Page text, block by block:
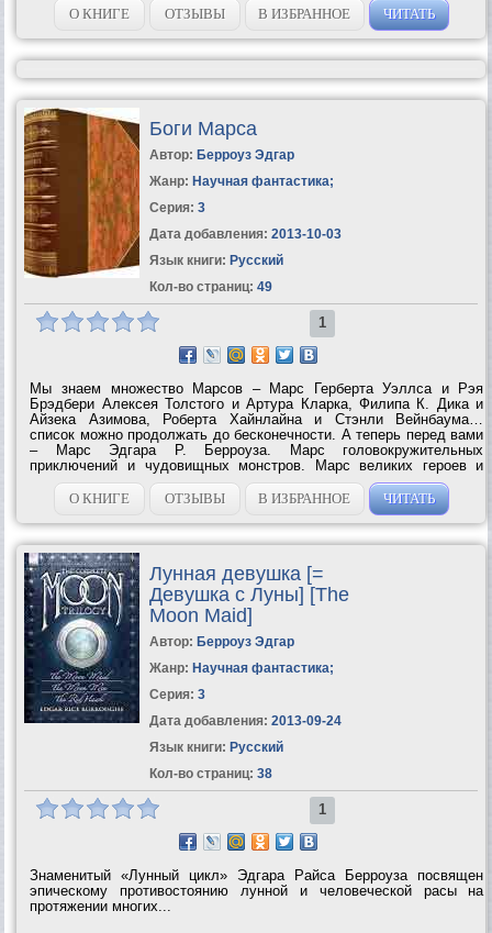
О КНИГЕ ОТЗЫВЫ В ИЗБРАННОЕ ЧИТАТЬ
Боги Марса
Автор: Берроуз Эдгар
Жанр: Научная фантастика;
Серия: 3
Дата добавления: 2013-10-03
Язык книги: Русский
Кол-во страниц: 49
1
Мы знаем множество Марсов – Марс Герберта Уэллса и Рэя
Брэдбери Алексея Толстого и Артура Кларка, Филипа К. Дика и
Айзека Азимова, Роберта Хайнлайна и Стэнли Вейнбаума…
список можно продолжать до бесконечности. А теперь перед вами
– Марс Эдгара Р. Берроуза. Марс головокружительных
приключений и чудовищных монстров. Марс великих героев и
прекрасных королев древних земель. Мир жестоких богов
коварных жрецов и мудрых магов. Марс,...
О КНИГЕ ОТЗЫВЫ В ИЗБРАННОЕ ЧИТАТЬ
Лунная девушка [=
Девушка с Луны] [The
Moon Maid]
Автор: Берроуз Эдгар
Жанр: Научная фантастика;
Серия: 3
Дата добавления: 2013-09-24
Язык книги: Русский
Кол-во страниц: 38
1
Знаменитый «Лунный цикл» Эдгара Райса Берроуза посвящен
эпическому противостоянию лунной и человеческой расы на
протяжении многих...